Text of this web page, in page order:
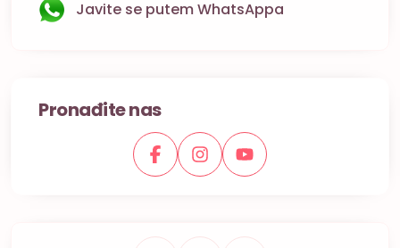
Javite se putem WhatsAppa
Pronađite nas